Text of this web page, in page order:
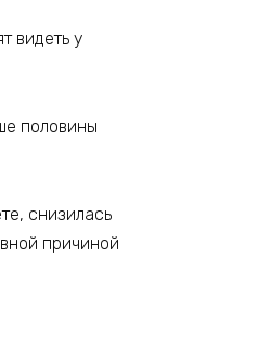
видеть у
половины
снизилась
причиной